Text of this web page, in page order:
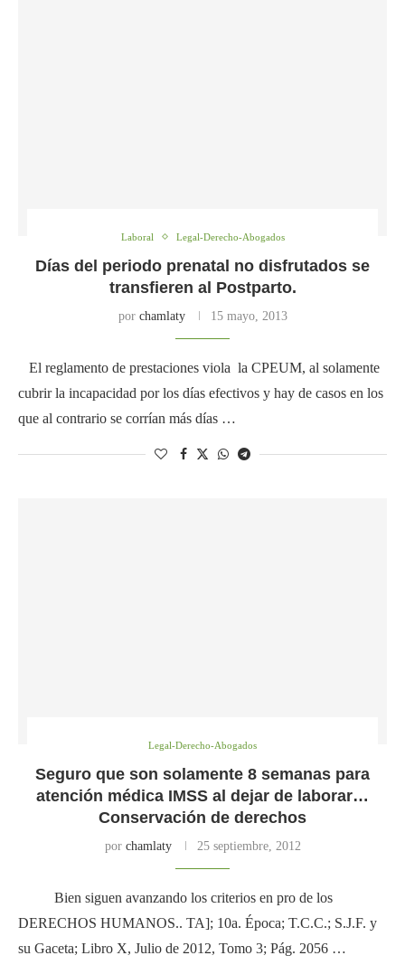
Laboral Legal-Derecho-Abogados
Días del periodo prenatal no disfrutados se
transfieren al Postparto.
por chamlaty 15 mayo, 2013
El reglamento de prestaciones viola la CPEUM, al solamente
cubrir la incapacidad por los días efectivos y hay de casos en los
que al contrario se corrían más días …
Legal-Derecho-Abogados
Seguro que son solamente 8 semanas para
atención médica IMSS al dejar de laborar…
Conservación de derechos
por chamlaty 25 septiembre, 2012
Bien siguen avanzando los criterios en pro de los
DERECHOS HUMANOS.. TA]; 10a. Época; T.C.C.; S.J.F. y
su Gaceta; Libro X, Julio de 2012, Tomo 3; Pág. 2056 …